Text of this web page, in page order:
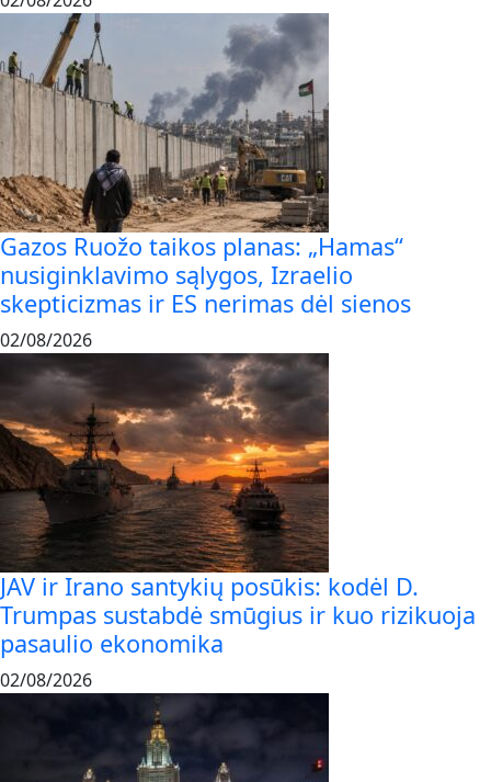
Gazos Ruožo taikos planas: „Hamas“
nusiginklavimo sąlygos, Izraelio
skepticizmas ir ES nerimas dėl sienos
02/08/2026
JAV ir Irano santykių posūkis: kodėl D.
Trumpas sustabdė smūgius ir kuo rizikuoja
pasaulio ekonomika
02/08/2026